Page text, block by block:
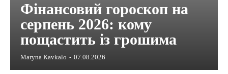
Фінансовий гороскоп на
серпень 2026: кому
пощастить із грошима
Maryna Kavkalo - 07.08.2026